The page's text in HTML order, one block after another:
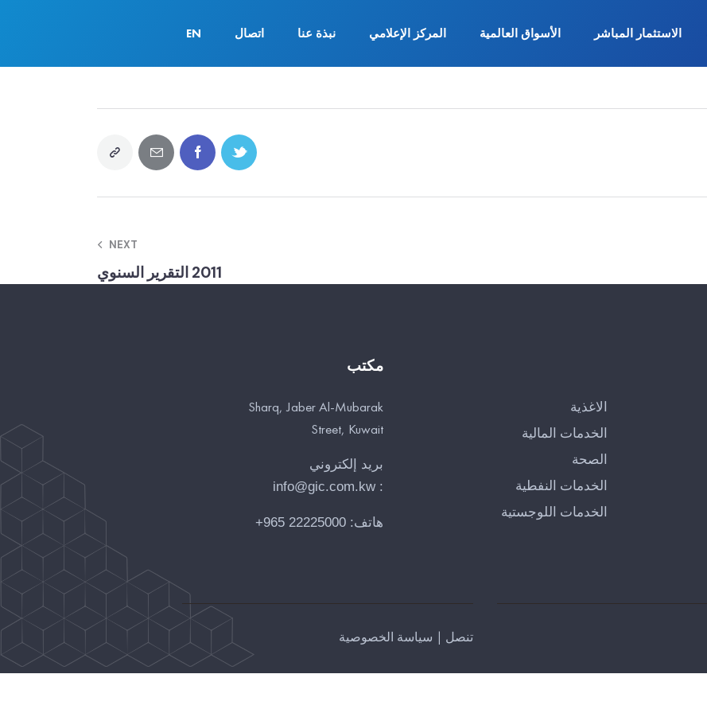
الاستثمار المباشر الأسواق العالمية المركز الإعلامي نبذة عنا اتصال EN
NEXT
2011 التقرير السنوي
الاغذية
الخدمات المالية
الصحة
الخدمات النفطية
الخدمات اللوجستية
مكتب
Sharq, Jaber Al-Mubarak
Street, Kuwait
بريد إلكتروني
:
info@gic.com.kw
هاتف:22225000 965+
تنصل | سياسة الخصوصية